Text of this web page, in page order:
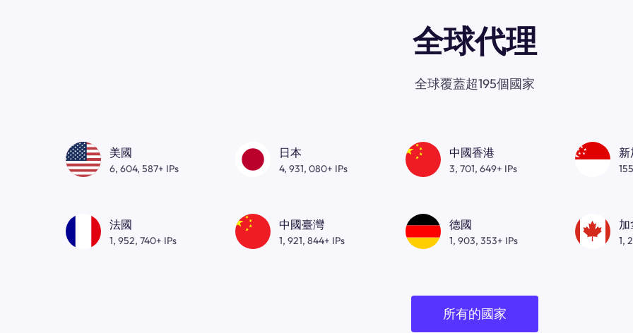
全球代理
全球覆蓋超195個國家
美國
6, 604, 587+ IPs
日本
4, 931, 080+ IPs
中國香港
3, 701, 649+ IPs
新
法國
1, 952, 740+ IPs
中國臺灣
1, 921, 844+ IPs
德國
1, 903, 353+ IPs
加
1,
所有的國家